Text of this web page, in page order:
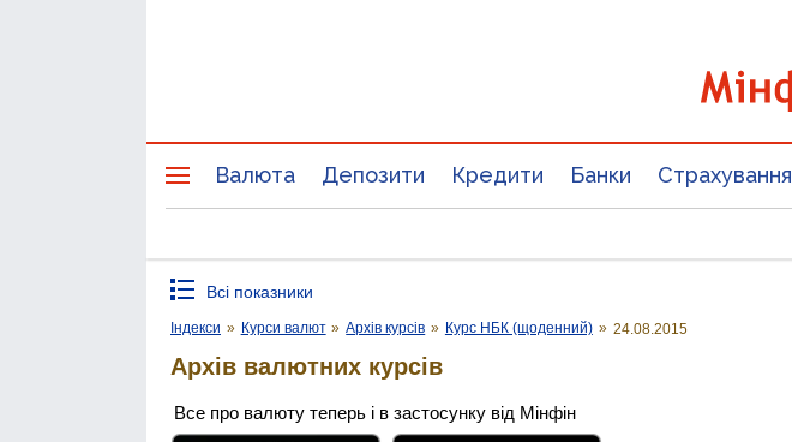
Валюта Депозити Кредити Банки Страхування
Всі показники
Індекси » Курси валют » Архів курсів » Курс НБК (щоденний) » 24.08.2015
Архів валютних курсів
Все про валюту теперь і в застосунку від Мінфін